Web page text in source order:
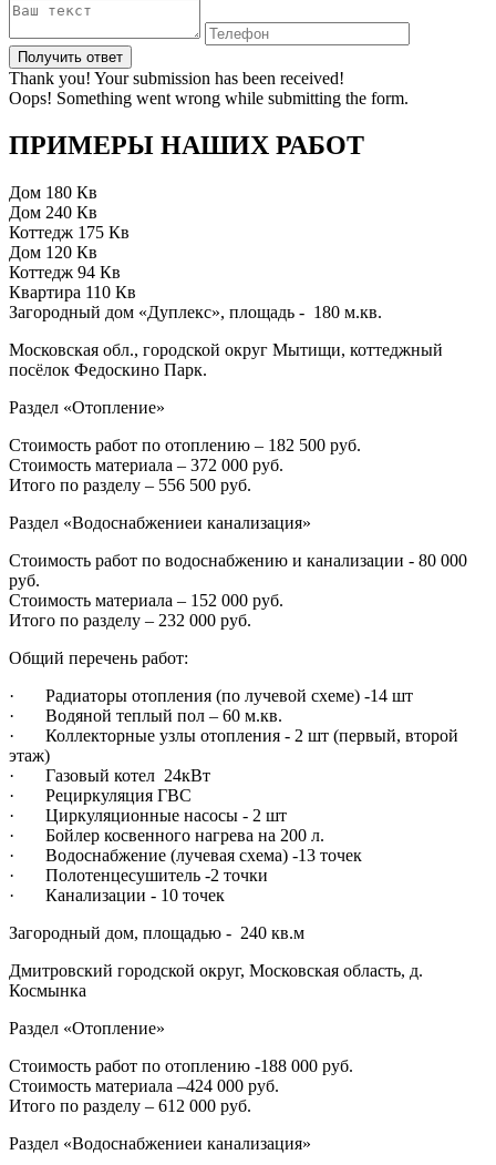
Thank you! Your submission has been received!
Oops! Something went wrong while submitting the form.
ПРИМЕРЫ НАШИХ РАБОТ
Загородный дом «Дуплекс», площадь - 180 м.кв.
Московская обл., городской округ Мытищи, коттеджный
посёлок Федоскино Парк.
Раздел «Отопление»
Стоимость работ по отоплению – 182 500 руб.
Стоимость материала – 372 000 руб.‍
Итого по разделу – 556 500 руб.
Раздел «Водоснабжениеи канализация»
Стоимость работ по водоснабжению и канализации - 80 000
руб.
Стоимость материала – 152 000 руб.‍
Итого по разделу – 232 000 руб.
Общий перечень работ:
· Радиаторы отопления (по лучевой схеме) -14 шт
· Водяной теплый пол – 60 м.кв.
· Коллекторные узлы отопления - 2 шт (первый, второй
этаж)
· Газовый котел 24кВт
· Рециркуляция ГВС
· Циркуляционные насосы - 2 шт
· Бойлер косвенного нагрева на 200 л.
· Водоснабжение (лучевая схема) -13 точек
· Полотенцесушитель -2 точки
· Канализации - 10 точек
Загородный дом, площадью - 240 кв.м
Дмитровский городской округ, Московская область, д.
Космынка
Раздел «Отопление»
Стоимость работ по отоплению -188 000 руб.
Стоимость материала –424 000 руб.‍
Итого по разделу – 612 000 руб.
Раздел «Водоснабжениеи канализация»